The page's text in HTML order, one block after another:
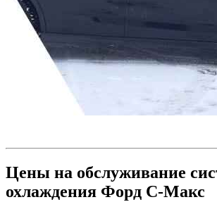
Цены на обслуживание
охлаждения Форд С-Макс